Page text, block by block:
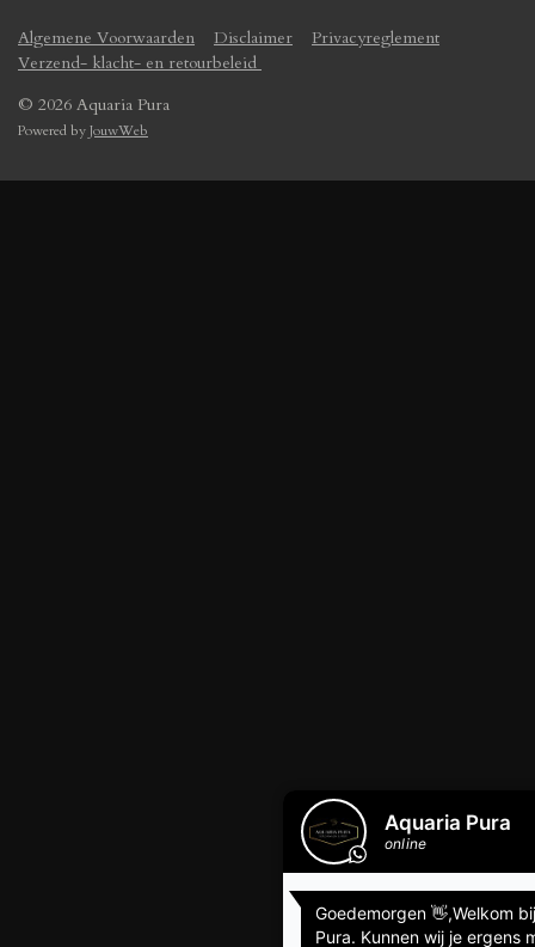
Algemene Voorwaarden Disclaimer
Privacyreglement
Verzend- klacht- en retourbeleid
© 2026 Aquaria Pura
Powered byJouwWeb